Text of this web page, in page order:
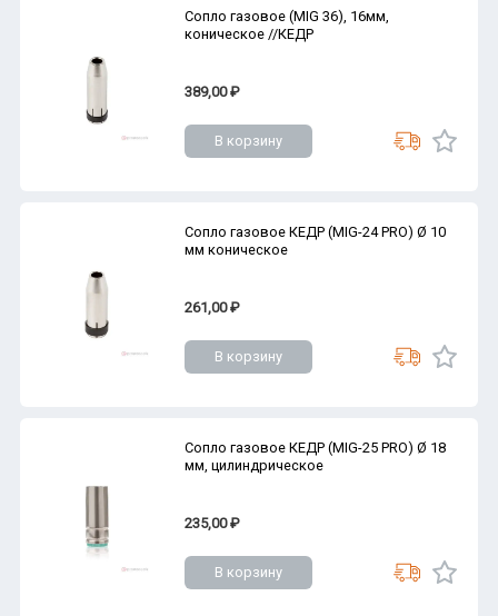
Сопло газовое (MIG 36), 16мм,
коническое //КЕДР
389,00 ₽
В корзину
Сопло газовое КЕДР (MIG-24 PRO) Ø 10
мм коническое
261,00 ₽
В корзину
Сопло газовое КЕДР (MIG-25 PRO) Ø 18
мм, цилиндрическое
235,00 ₽
В корзину